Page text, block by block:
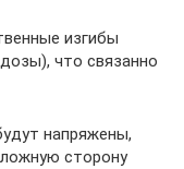
изгибы
что связанно
напряжены,
сторону